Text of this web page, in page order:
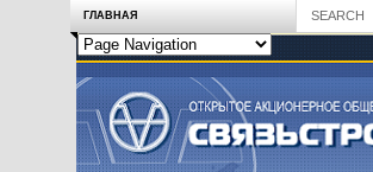
ГЛАВНАЯ